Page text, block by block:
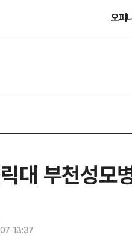
오피
대 부천성모
13:37